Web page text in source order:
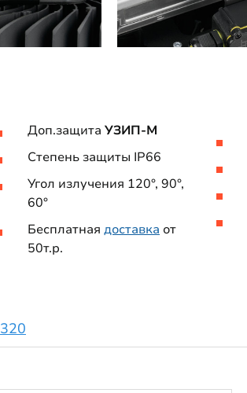
Доп.защита УЗИП-М
Степень защиты IP66
Угол излучения 120°, 90°,
60°
Бесплатная доставка от
50т.р.
320